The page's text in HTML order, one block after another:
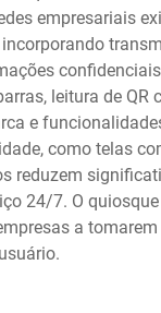
empresariais
leitura de
e
como telas
reduzem
24/7. O
a